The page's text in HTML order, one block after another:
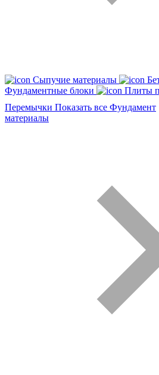
Сыпучие материалы
Фундаментные блоки
Плиты
Перемычки Показать все Фундамент
материалы